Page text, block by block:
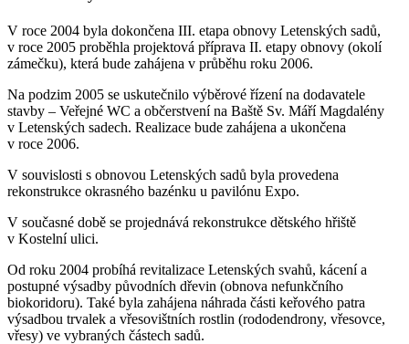
V roce 2004 byla dokončena III. etapa obnovy Letenských sadů,
v roce 2005 proběhla projektová příprava II. etapy obnovy (okolí
zámečku), která bude zahájena v průběhu roku 2006.
Na podzim 2005 se uskutečnilo výběrové řízení na dodavatele
stavby – Veřejné WC a občerstvení na Baště Sv. Máří Magdalény
v Letenských sadech. Realizace bude zahájena a ukončena
v roce 2006.
V souvislosti s obnovou Letenských sadů byla provedena
rekonstrukce okrasného bazénku u pavilónu Expo.
V současné době se projednává rekonstrukce dětského hřiště
v Kostelní ulici.
Od roku 2004 probíhá revitalizace Letenských svahů, kácení a
postupné výsadby původních dřevin (obnova nefunkčního
biokoridoru). Také byla zahájena náhrada části keřového patra
výsadbou trvalek a vřesovištních rostlin (rododendrony, vřesovce,
vřesy) ve vybraných částech sadů.